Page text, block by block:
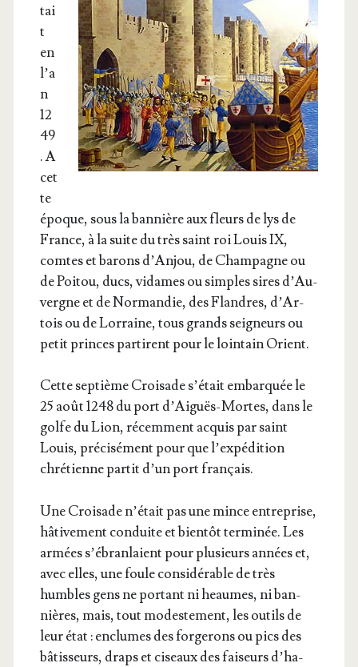
tai
t
en
l’a
n
12
49
. A
cet
te
époque, sous la ban­nière aux fleurs de lys de
France, à la suite du très saint roi Louis IX,
comtes et barons d’An­jou, de Cham­pagne ou
de Poi­tou, ducs, vidames ou simples sires d’Au­
vergne et de Nor­man­die, des Flandres, d’Ar­
tois ou de Lor­raine, tous grands sei­gneurs ou
petit princes par­tirent pour le loin­tain Orient.
Cette sep­tième Croi­sade s’é­tait embar­quée le
25 août 1248 du port d’Aiguës-Mortes, dans le
golfe du Lion, récem­ment acquis par saint
Louis, pré­ci­sé­ment pour que l’expédition
chré­tienne par­tit d’un port français.
Une Croi­sade n’é­tait pas une mince entre­prise,
hâti­ve­ment conduite et bien­tôt ter­mi­née. Les
armées s’é­bran­laient pour plu­sieurs années et,
avec elles, une foule consi­dé­rable de très
humbles gens ne por­tant ni heaumes, ni ban­
nières, mais, tout modes­te­ment, les outils de
leur état : enclumes des for­ge­rons ou pics des
bâtis­seurs, draps et ciseaux des fai­seurs d’ha­